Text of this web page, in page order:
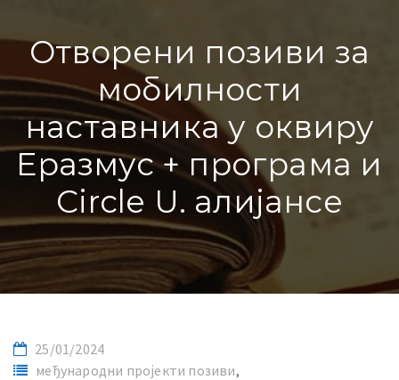
Отворени позиви за
мобилности
наставника у оквиру
Еразмус + програма и
Circle U. алијансе
25/01/2024
међународни пројекти позиви,